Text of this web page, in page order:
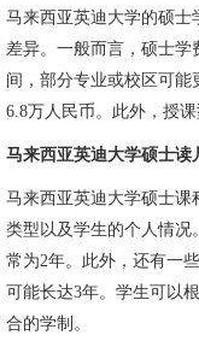
马来西亚英迪大学的硕士
差异。一般而言，硕士学
间，部分专业或校区可能
6.8万人民币。此外，授
马来西亚英迪大学硕士读
马来西亚英迪大学硕士课
类型以及学生的个人情况
常为2年。此外，还有一
可能长达3年。学生可以
合的学制。